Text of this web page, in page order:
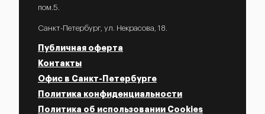
пом.5.
Санкт-Петербург, ул. Некрасова, 18.
Публичная оферта
Контакты
Офис в Санкт-Петербурге
Политика конфиденциальности
Политика об использовании Cookies